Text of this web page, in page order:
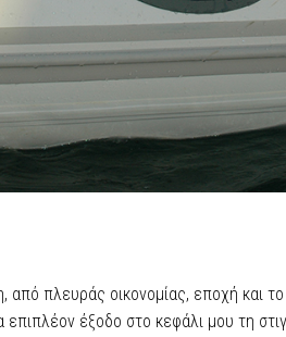
από πλευράς οικονομίας, εποχή και
επιπλέον έξοδο στο κεφάλι μου τη